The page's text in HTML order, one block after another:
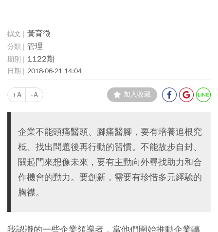
黃育徵
管理
1122期
2018-06-21 14:04
+A -A 加入收藏
企業不能頭痛醫頭、腳痛醫腳，要有培養追根究
柢、找出問題後再行動的習慣。不能故步自封、
關起門來想像未來，要有主動向外尋找助力和合
作機會的動力。要創新，需要有珍惜多元經驗的
胸襟。
我認識的一些企業領導者，當他們開始推動企業轉